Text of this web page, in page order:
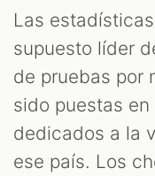
Las
supuesto líder
de pruebas por
sido puestas
dedicados a la
ese país. Los